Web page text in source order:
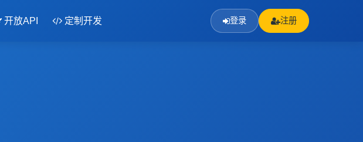
开放API 定制开发 登录 注册